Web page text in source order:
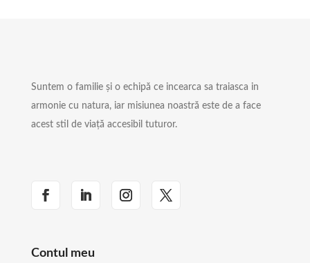
Suntem o familie și o echipă ce incearca sa traiasca in
armonie cu natura, iar misiunea noastră este de a face
acest stil de viață accesibil tuturor.
Contul meu